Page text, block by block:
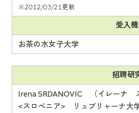
※2012/03/21更新
受入
お茶の水女子大学
招聘研
Irena SRDANOVIC （イレーナ
<スロベニア> リュブリャーナ大